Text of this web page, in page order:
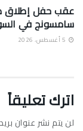
عقب حفل إطلاق
سامسونج في
اترك تعليقاً
لن يتم نشر عنوان